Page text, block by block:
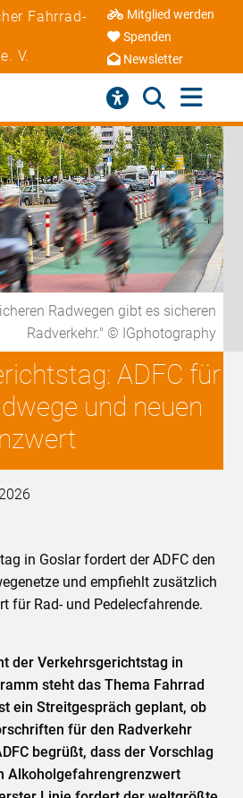
Fahrrad-
V.
Mitglied werden
Spenden
Newsletter
Radwegen gibt es sicheren
Radverkehr." © IGphotography
ADFC für
und neuen
in Goslar fordert der ADFC den
und empfiehlt zusätzlich
für Rad- und Pedelecfahrende.
der Verkehrsgerichtstag in
steht das Thema Fahrrad
ein Streitgespräch geplant, ob
für den Radverkehr
begrüßt, dass der Vorschlag
Alkoholgefahrengrenzwert